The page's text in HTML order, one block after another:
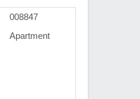
008847
Apartment